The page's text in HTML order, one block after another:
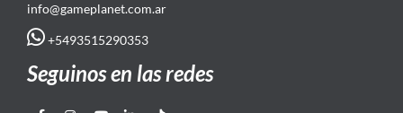
info@gameplanet.com.ar
+5493515290353
Seguinos en las redes